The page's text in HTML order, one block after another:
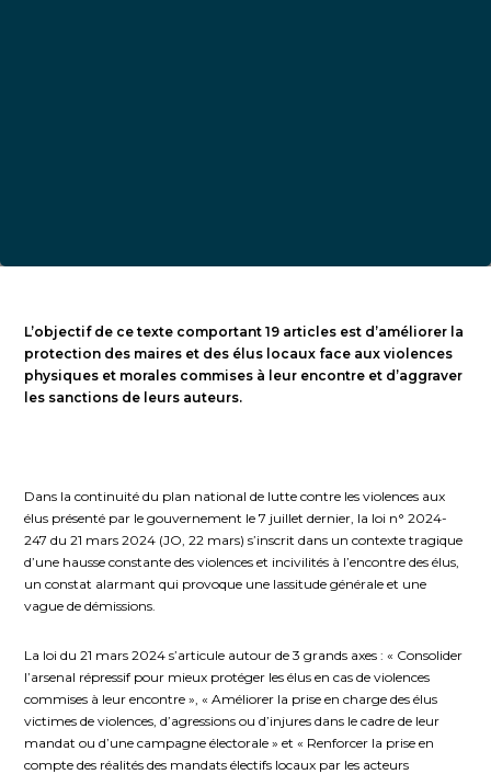
L’objectif de ce texte comportant 19 articles est d’améliorer la
protection des maires et des élus locaux face aux violences
physiques et morales commises à leur encontre et d’aggraver
les sanctions de leurs auteurs.
Dans la continuité du plan national de lutte contre les violences aux
élus présenté par le gouvernement le 7 juillet dernier, la loi n° 2024-
247 du 21 mars 2024 (JO, 22 mars) s’inscrit dans un contexte tragique
d’une hausse constante des violences et incivilités à l’encontre des élus,
un constat alarmant qui provoque une lassitude générale et une
vague de démissions.
La loi du 21 mars 2024 s’articule autour de 3 grands axes : « Consolider
l’arsenal répressif pour mieux protéger les élus en cas de violences
commises à leur encontre », « Améliorer la prise en charge des élus
victimes de violences, d’agressions ou d’injures dans le cadre de leur
mandat ou d’une campagne électorale » et « Renforcer la prise en
compte des réalités des mandats électifs locaux par les acteurs